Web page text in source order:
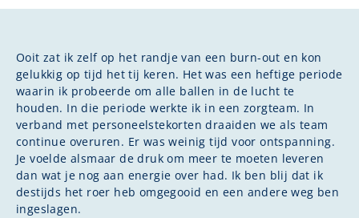
Ooit zat ik zelf op het randje van een burn-out en kon
gelukkig op tijd het tij keren. Het was een heftige periode
waarin ik probeerde om alle ballen in de lucht te
houden. In die periode werkte ik in een zorgteam. In
verband met personeelstekorten draaiden we als team
continue overuren. Er was weinig tijd voor ontspanning.
Je voelde alsmaar de druk om meer te moeten leveren
dan wat je nog aan energie over had. Ik ben blij dat ik
destijds het roer heb omgegooid en een andere weg ben
ingeslagen.